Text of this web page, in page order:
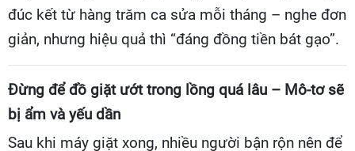
đúc kết từ hàng trăm ca sửa mỗi tháng – nghe đơn
giản, nhưng hiệu quả thì “đáng đồng tiền bát gạo”.
Đừng để đồ giặt ướt trong lồng quá lâu – Mô-tơ sẽ
bị ẩm và yếu dần
Sau khi máy giặt xong, nhiều người bận rộn nên để